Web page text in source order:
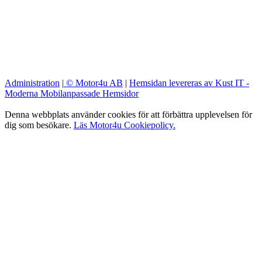
Administration | © Motor4u AB | Hemsidan levereras av Kust IT -
Moderna Mobilanpassade Hemsidor
Denna webbplats använder cookies för att förbättra upplevelsen för
dig som besökare. Läs Motor4u Cookiepolicy.